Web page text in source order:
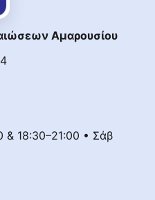
Αμαρουσίου
& 18:30–21:00 • Σάβ